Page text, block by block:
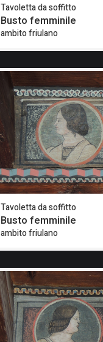
Tavoletta da soffitto
Busto femminile
ambito friulano
Tavoletta da soffitto
Busto femminile
ambito friulano